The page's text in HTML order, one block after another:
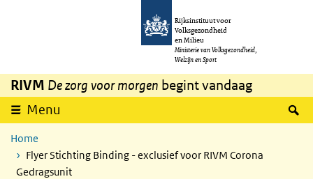
Overslaan en naar de inhoud gaan
Rijksinstituut voor
Volksgezondheid
en Milieu
Ministerie van Volksgezondheid,
Welzijn en Sport
RIVM De zorg voor morgen begint vandaag
Menu
Home
Flyer Stichting Binding - exclusief voor RIVM Corona
Gedragsunit